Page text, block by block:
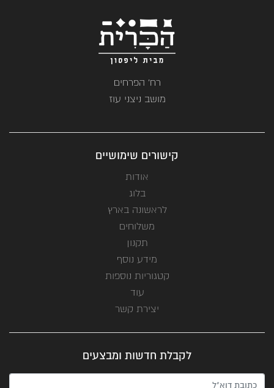
רח' הפרחים
מושב ניצני עוז
קישורים שימושיים
אודות
בלוג
לראשונה בארץ
משלוחים
תקנון
מידע נוסף
קטגוריות נוספות
עוד
יצירת קשר
לקבלת חדשות ומבצעים